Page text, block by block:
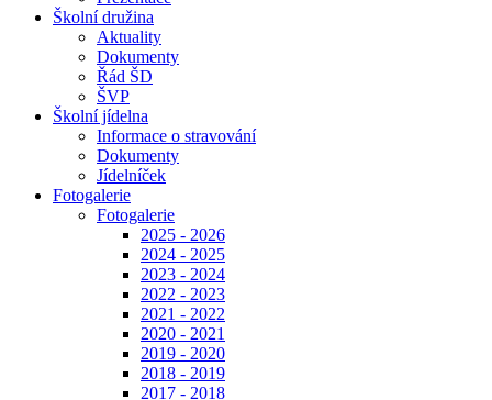
Školní družina
Aktuality
Dokumenty
Řád ŠD
ŠVP
Školní jídelna
Informace o stravování
Dokumenty
Jídelníček
Fotogalerie
Fotogalerie
2025 - 2026
2024 - 2025
2023 - 2024
2022 - 2023
2021 - 2022
2020 - 2021
2019 - 2020
2018 - 2019
2017 - 2018